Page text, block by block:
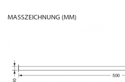
MASSZEICHNUNG (MM)